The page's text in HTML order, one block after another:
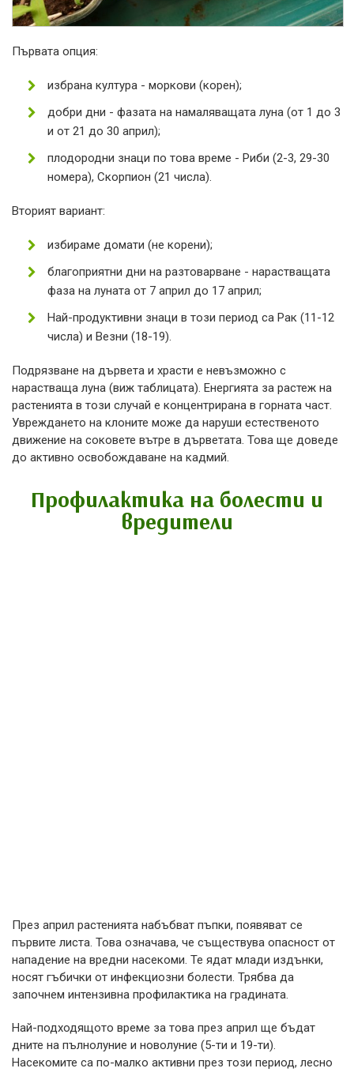
Първата опция:
избрана култура - моркови (корен);
добри дни - фазата на намаляващата луна (от 1 до 3
и от 21 до 30 април);
плодородни знаци по това време - Риби (2-3, 29-30
номера), Скорпион (21 числа).
Вторият вариант:
избираме домати (не корени);
благоприятни дни на разтоварване - нарастващата
фаза на луната от 7 април до 17 април;
Най-продуктивни знаци в този период са Рак (11-12
числа) и Везни (18-19).
Подрязване на дървета и храсти е невъзможно с
нарастваща луна (виж таблицата). Енергията за растеж на
растенията в този случай е концентрирана в горната част.
Увреждането на клоните може да наруши естественото
движение на соковете вътре в дърветата. Това ще доведе
до активно освобождаване на кадмий.
Профилактика на болести и
вредители
През април растенията набъбват пъпки, появяват се
първите листа. Това означава, че съществува опасност от
нападение на вредни насекоми. Те ядат млади издънки,
носят гъбички от инфекциозни болести. Трябва да
започнем интензивна профилактика на градината.
Най-подходящото време за това през април ще бъдат
дните на пълнолуние и новолуние (5-ти и 19-ти).
Насекомите са по-малко активни през този период, лесно